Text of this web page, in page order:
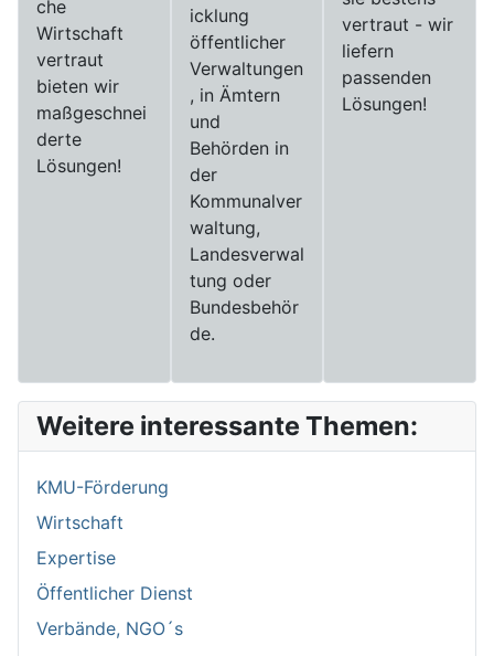
che
Wirtschaft
vertraut
bieten wir
maßgeschnei
derte
Lösungen!
icklung
öffentlicher
Verwaltungen
, in Ämtern
und
Behörden in
der
Kommunalver
waltung,
Landesverwal
tung oder
Bundesbehör
de.
vertraut - wir
liefern
passenden
Lösungen!
Weitere interessante Themen:
KMU-Förderung
Wirtschaft
Expertise
Öffentlicher Dienst
Verbände, NGO´s